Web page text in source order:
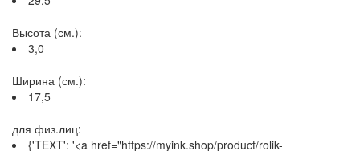
Высота (см.):
3,0
Ширина (см.):
17,5
для физ.лиц:
{'TEXT': '<a href="https://myink.shop/product/rolik-